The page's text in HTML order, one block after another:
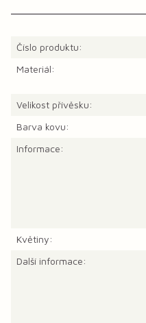
Číslo produktu:
Materiál:
Velikost přívěsku:
Barva kovu:
Informace:
Květiny:
Další informace: